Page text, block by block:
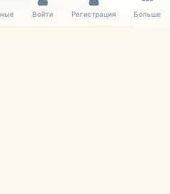
Войдите здесь.
Войти Регистрация Больше